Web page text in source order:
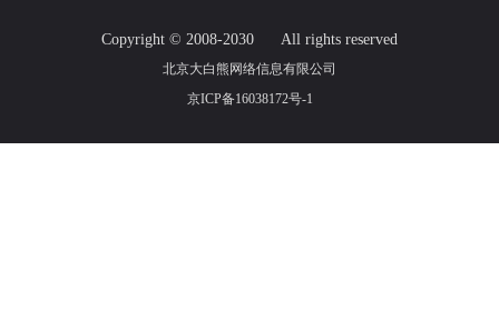
Copyright © 2008-2030 All rights reserved
北京大白熊网络信息有限公司
京ICP备16038172号-1